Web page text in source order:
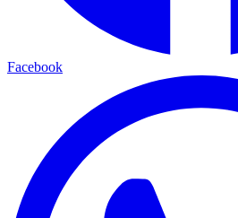
Facebook